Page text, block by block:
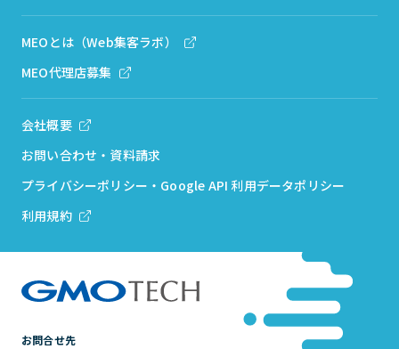
お問合せ先
MEOとは（Web集客ラボ）
MEO代理店募集
会社概要
お問い合わせ・資料請求
プライバシーポリシー・Google API 利用データポリシー
利用規約